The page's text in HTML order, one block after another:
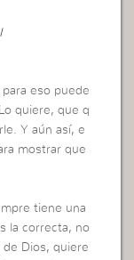
eso puede
quiere, que q
Y aún así, e
mostrar que
tiene una
la correcta, no
de Dios, quiere